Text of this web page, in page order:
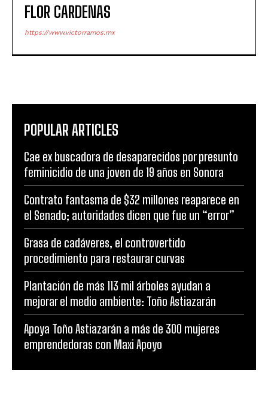
FLOR CARDENAS
https://www.victorramos.mx
POPULAR ARTICLES
Cae ex buscadora de desaparecidos por presunto
feminicidio de una joven de 19 años en Sonora
Contrato fantasma de $32 millones reaparece en
el Senado; autoridades dicen que fue un “error”
Grasa de cadáveres, el controvertido
procedimiento para restaurar curvas
Plantación de más 113 mil árboles ayudan a
mejorar el medio ambiente: Toño Astiazarán
Apoya Toño Astiazarán a más de 300 mujeres
emprendedoras con Maxi Apoyo